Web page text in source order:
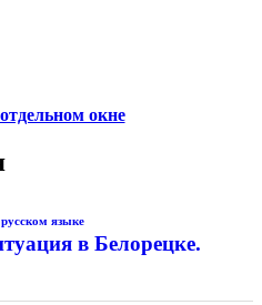
окне
языке
в Белорецке.